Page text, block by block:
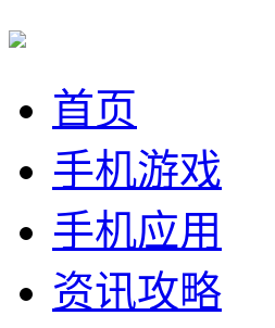
首页
手机游戏
手机应用
资讯攻略